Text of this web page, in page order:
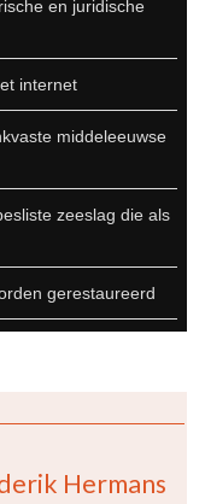
en juridische
internet
middeleeuwse
zeeslag die als
gerestaureerd
Hermans